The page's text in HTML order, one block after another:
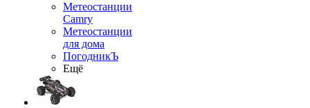
Метеостанции
Camry
Метеостанции
для дома
ПогодникЪ
Ещё